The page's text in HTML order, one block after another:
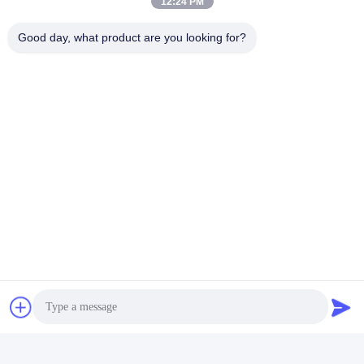
Good day, what product are you looking for?